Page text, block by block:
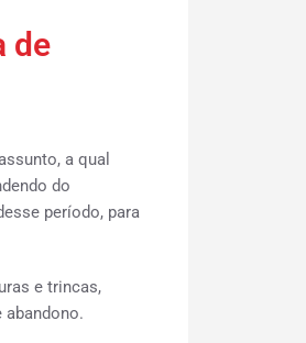
de
a qual
do
período, para
e trincas,